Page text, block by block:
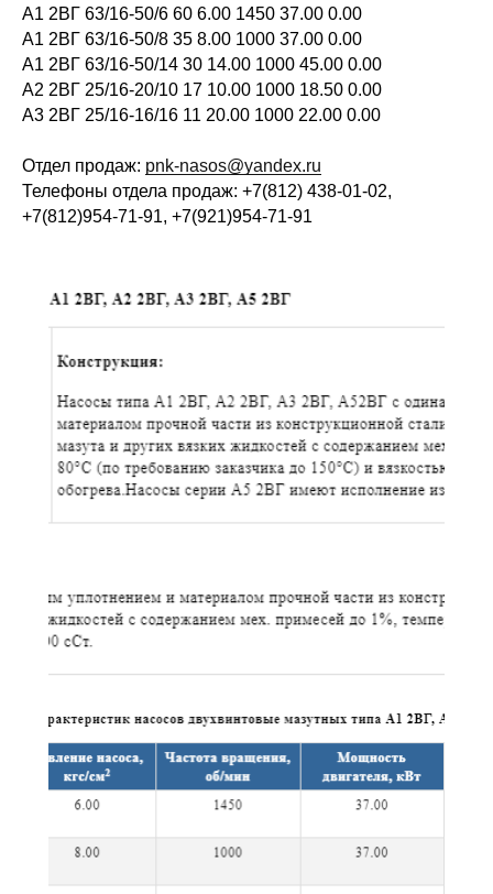
А1 2ВГ 63/16-50/6 60 6.00 1450 37.00 0.00
А1 2ВГ 63/16-50/8 35 8.00 1000 37.00 0.00
А1 2ВГ 63/16-50/14 30 14.00 1000 45.00 0.00
А2 2ВГ 25/16-20/10 17 10.00 1000 18.50 0.00
А3 2ВГ 25/16-16/16 11 20.00 1000 22.00 0.00
Отдел продаж: pnk-nasos@yandex.ru
Телефоны отдела продаж: +7(812) 438-01-02,
+7(812)954-71-91, +7(921)954-71-91